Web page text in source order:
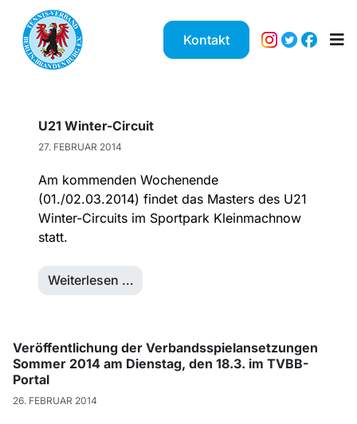
Kontakt
U21 Winter-Circuit
27. FEBRUAR 2014
Am kommenden Wochenende
(01./02.03.2014) findet das Masters des U21
Winter-Circuits im Sportpark Kleinmachnow
statt.
Weiterlesen …
Veröffentlichung der Verbandsspielansetzungen
Sommer 2014 am Dienstag, den 18.3. im TVBB-
Portal
26. FEBRUAR 2014